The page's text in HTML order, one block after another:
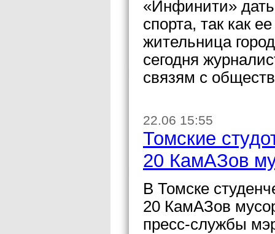
«Инфинити»
спорта, так как
жительница
сегодня
связям с
22.06 15:55
Томские
20 КамАЗов
В Томске
20 КамАЗов
пресс-службы